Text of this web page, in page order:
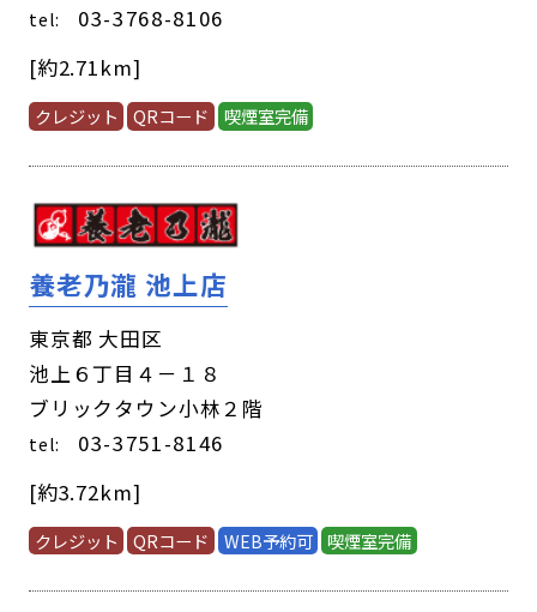
tel: 03-3768-8106
[約2.71km]
クレジット QRコード 喫煙室完備
養老乃瀧 池上店
東京都 大田区
池上６丁目４－１８
ブリックタウン小林２階
tel: 03-3751-8146
[約3.72km]
クレジット QRコード WEB予約可 喫煙室完備